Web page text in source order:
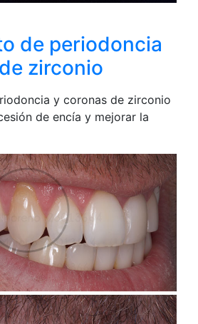
de periodoncia
zirconio
y coronas de zirconio
de encía y mejorar la